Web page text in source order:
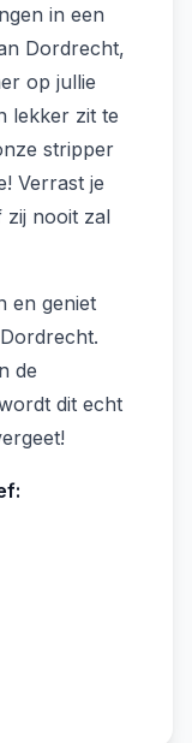
in een
Dordrecht,
op jullie
lekker zit te
stripper
Verrast je
zij nooit zal
en geniet
de
dit echt